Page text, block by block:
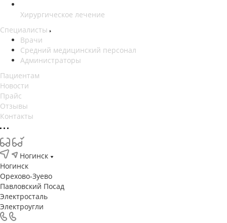
Хирургическое лечение
Специалисты
Врачи
Средний медицинский персонал
Администраторы
Пациентам
Новости
Прайс
Отзывы
Контакты
Ногинск
Ногинск
Орехово-Зуево
Павловский Посад
Электросталь
Электроугли